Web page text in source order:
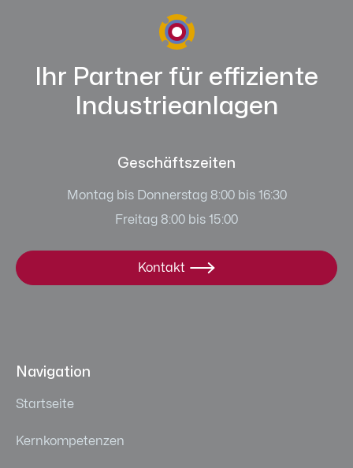
Ihr Partner für effiziente
Industrieanlagen
Geschäftszeiten
Montag bis Donnerstag 8:00 bis 16:30
Freitag 8:00 bis 15:00
Kontakt 
Navigation
Startseite
Kernkompetenzen